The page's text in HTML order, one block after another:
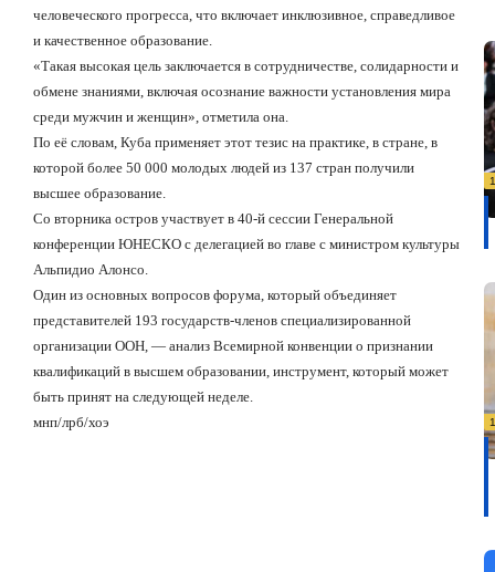
человеческого прогресса, что включает инклюзивное, справедливое
и качественное образование.
«Такая высокая цель заключается в сотрудничестве, солидарности и
обмене знаниями, включая осознание важности установления мира
среди мужчин и женщин», отметила она.
По её словам, Куба применяет этот тезис на практике, в стране, в
которой более 50 000 молодых людей из 137 стран получили
высшее образование.
Со вторника остров участвует в 40-й сессии Генеральной
конференции ЮНЕСКО с делегацией во главе с министром культуры
Альпидио Алонсо.
Один из основных вопросов форума, который объединяет
представителей 193 государств-членов специализированной
организации ООН, — анализ Всемирной конвенции о признании
квалификаций в высшем образовании, инструмент, который может
быть принят на следующей неделе.
мнп/лрб/хоэ